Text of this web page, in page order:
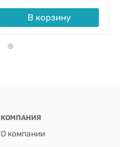
В корзину
КОМПАНИЯ
О компании